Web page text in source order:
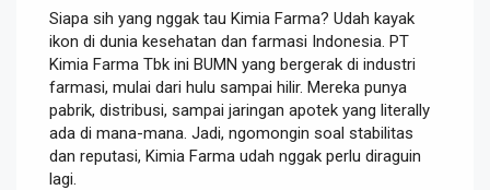
Siapa sih yang nggak tau Kimia Farma? Udah kayak
ikon di dunia kesehatan dan farmasi Indonesia. PT
Kimia Farma Tbk ini BUMN yang bergerak di industri
farmasi, mulai dari hulu sampai hilir. Mereka punya
pabrik, distribusi, sampai jaringan apotek yang literally
ada di mana-mana. Jadi, ngomongin soal stabilitas
dan reputasi, Kimia Farma udah nggak perlu diraguin
lagi.